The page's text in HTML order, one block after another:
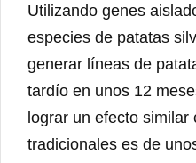
Utilizando genes
especies de patatas
generar líneas de
tardío en unos 12
lograr un efecto
tradicionales es de